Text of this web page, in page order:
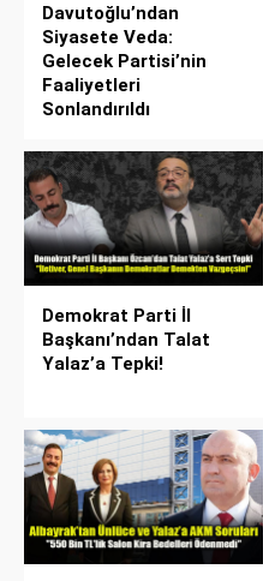
Davutoğlu’ndan
Siyasete Veda:
Gelecek Partisi’nin
Faaliyetleri
Sonlandırıldı
Demokrat Parti İl
Başkanı’ndan Talat
Yalaz’a Tepki!